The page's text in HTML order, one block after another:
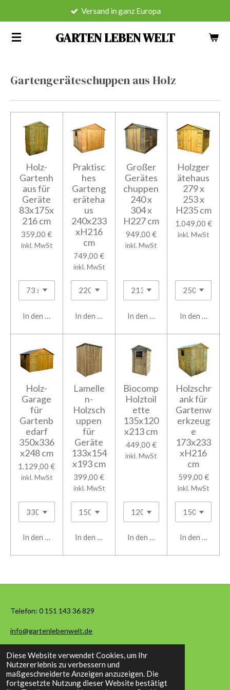
Diese Website verwendet Cookies, um Ihr
Nutzererlebnis zu verbessern und
maßgeschneiderte Anzeigen anzuzeigen. Die
fortgesetzte Nutzung dieser Website bestätigt
springen
GARTEN LEBEN WELT
Versand in ganz Europa
Gartengeräteschuppen aus Holz
Holz-
Gartenh
aus für
Geräte
83x175x
216 cm
359,00 €
inkl. MwSt
In den Warenkorb
Praktisc
hes
Garteng
eräteha
us
240x233
xH216
cm
749,00 €
inkl. MwSt
In den Warenkorb
Großer
Gerätes
chuppen
240 x
304 x
H227 cm
949,00 €
inkl. MwSt
In den Warenkorb
Holzger
ätehaus
279 x
253 x
H235 cm
1.049,00 €
inkl. MwSt
In den
Holz-
Garage
für
Gartenb
edarf
350x336
x248 cm
1.129,00 €
inkl. MwSt
In den Warenkorb
Lamelle
n-
Holzsch
uppen
für
Geräte
133x154
x193 cm
399,00 €
inkl. MwSt
In den Warenkorb
Biocomp
Holztoil
ette
135x120
x213 cm
449,00 €
inkl. MwSt
In den Warenkorb
Holzschr
ank für
Gartenw
erkzeug
e
173x233
xH216
cm
599,00 €
inkl. MwSt
In den
Telefon: 0 151 143 36 829
info@gartenlebenwelt.de
© 2026 Garten Leben Welt